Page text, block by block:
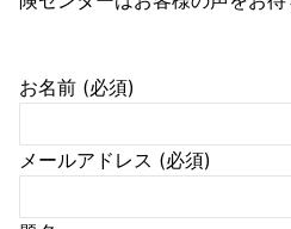
お名前 (必須)
メールアドレス (必須)